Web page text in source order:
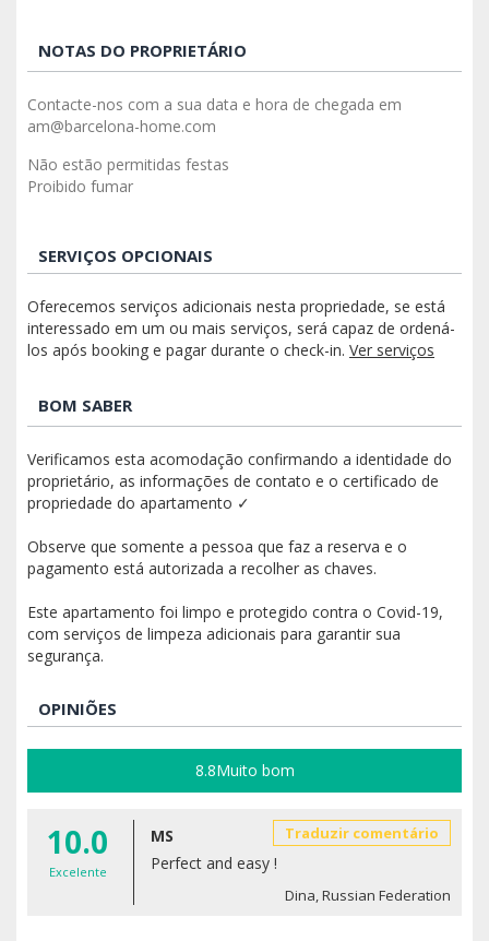
NOTAS DO PROPRIETÁRIO
Contacte-nos com a sua data e hora de chegada em
am@barcelona-home.com
Não estão permitidas festas
Proibido fumar
SERVIÇOS OPCIONAIS
Oferecemos serviços adicionais nesta propriedade, se está
interessado em um ou mais serviços, será capaz de ordená-
los após booking e pagar durante o check-in. Ver serviços
BOM SABER
Verificamos esta acomodação confirmando a identidade do
proprietário, as informações de contato e o certificado de
propriedade do apartamento ✓
Observe que somente a pessoa que faz a reserva e o
pagamento está autorizada a recolher as chaves.
Este apartamento foi limpo e protegido contra o Covid-19,
com serviços de limpeza adicionais para garantir sua
segurança.
OPINIÕES
8.8Muito bom
10.0
Excelente
MS Traduzir comentário
Perfect and easy !
Dina, Russian Federation